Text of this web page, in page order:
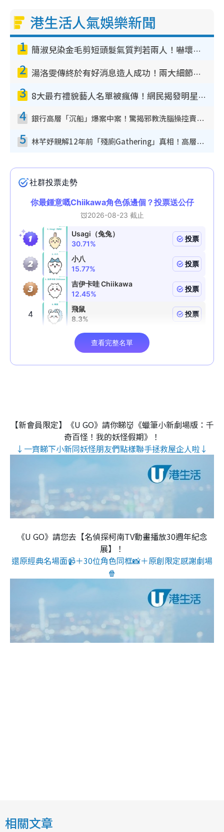
港生活人氣娛樂新聞
1 簡淑兒染金毛剪短頭髮氣質判若兩人！嚇壞老公麥大力都認唔出：「你做咩事？」
2 湯洛雯傳終於有好消息造人成功！兩大細節曝孕味極濃惹猜測：大肚婆先會咁！
3 8大最冇禮貌藝人名單被瘋傳！網民揭發明星真面目 一致數臭呢位係無品天花板？
4 銀行高層「沉船」爆案中案！驚揭邪教洗腦操控賣淫被吞600萬 幕後黑手講多錯多
5 林芊妤親解12年前「殘廁Gathering」真相！高層解約一句話重創尊嚴至今拒返TVB
【新會員限定】《U GO》請你睇👹《蠟筆小新劇場版：千
奇百怪！我的妖怪假期》！
↓一齊睇下小新同妖怪朋友們點樣聯手拯救屋企人啦↓
《U GO》請您去【名偵探柯南TV動畫播放30週年紀念
展】！
還原經典名場面📹＋30位角色同框📸＋原創限定感謝劇場
🍿
相關文章